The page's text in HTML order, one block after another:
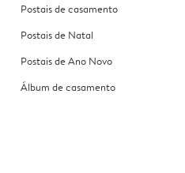
Postais de casamento
Postais de Natal
Postais de Ano Novo
Álbum de casamento